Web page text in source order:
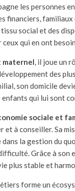
les personnes
financiers, familiaux
social et des
qui en ont besoin.
maternel , il joue un
des
son domicile
qui lui sont
sociale et
et à conseiller. Sa
la gestion du
Grâce à son
plus stable et
forme un